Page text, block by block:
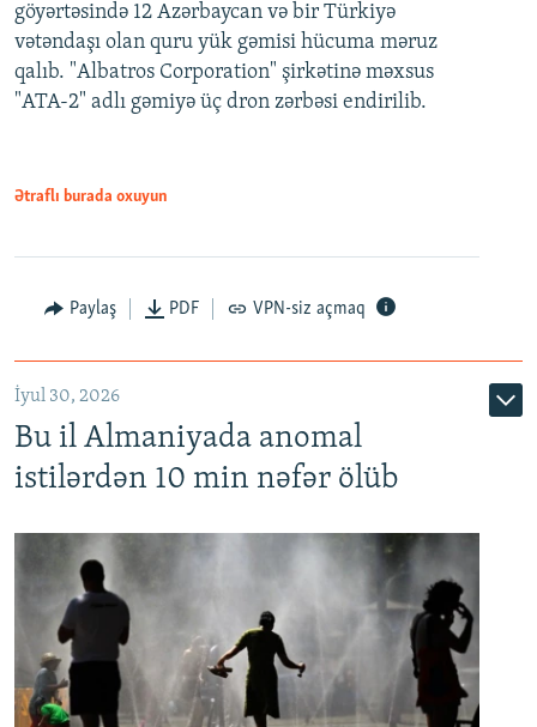
göyərtəsində 12 Azərbaycan və bir Türkiyə
vətəndaşı olan quru yük gəmisi hücuma məruz
qalıb. "Albatros Corporation" şirkətinə məxsus
"ATA-2" adlı gəmiyə üç dron zərbəsi endirilib.
Ətraflı burada oxuyun
Paylaş PDF VPN-siz açmaq
İyul 30, 2026
Bu il Almaniyada anomal
istilərdən 10 min nəfər ölüb